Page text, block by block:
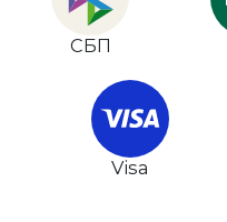
СБП
Visa